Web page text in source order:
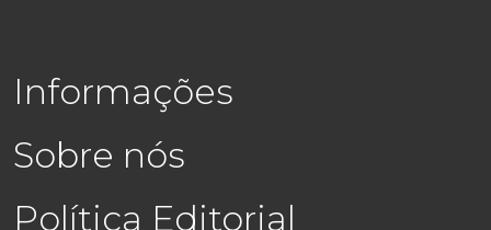
Informações
Sobre nós
Política Editorial